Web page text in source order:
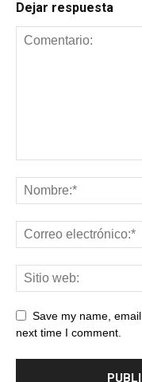
Dejar respuesta
Save my name,
next time I comment.